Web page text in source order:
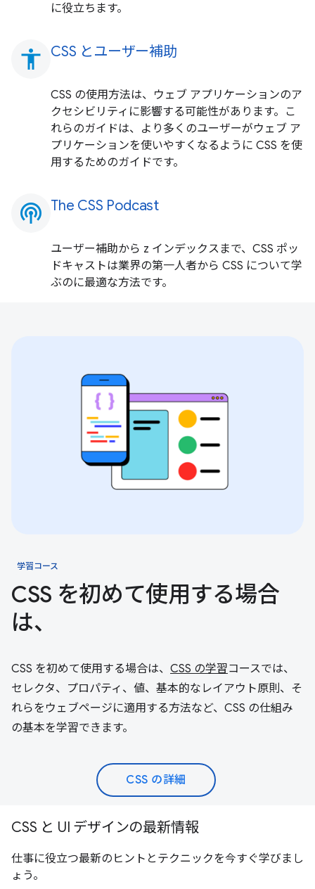
に役立ちます。
accessibility CSS とユーザー補助
CSS の使用方法は、ウェブ アプリケーションのア
クセシビリティに影響する可能性があります。こ
れらのガイドは、より多くのユーザーがウェブ ア
プリケーションを使いやすくなるように CSS を使
用するためのガイドです。
podcasts The CSS Podcast
ユーザー補助から z インデックスまで、CSS ポッ
ドキャストは業界の第一人者から CSS について学
ぶのに最適な方法です。
学習コース
CSS を初めて使用する場合
は、
CSS を初めて使用する場合は、 CSS の学習コースでは、
セレクタ、プロパティ、値、基本的なレイアウト原則、そ
れらをウェブページに適用する方法など、CSS の仕組み
の基本を学習できます。
CSS の詳細
CSS と UI デザインの最新情報
仕事に役立つ最新のヒントとテクニックを今すぐ学びまし
ょう。